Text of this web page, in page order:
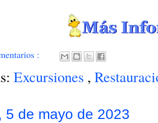
:
Excursiones ,
5 de mayo de 2023